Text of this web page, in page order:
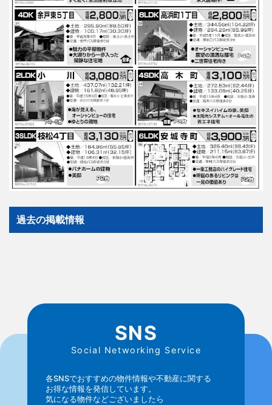
過去の掲載情報
SNS
Social Networking Service
各SNSでおすすめの物件情報や不動産に関する
お得な情報を発信しています。
気になる物件などございましたら